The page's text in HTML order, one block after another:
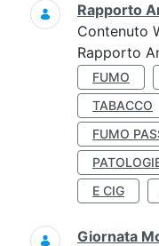
Rapporto
Contenuto
Rapporto
FUMO
TABACCO
FUMO
E CIG
Giornata